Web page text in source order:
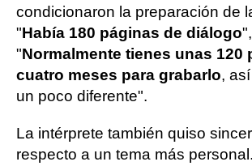
condicionaron la preparación de
"Había 180 páginas de diálogo
"Normalmente tienes unas 120
cuatro meses para grabarlo,
un poco diferente".
La intérprete también quiso
respecto a un tema más